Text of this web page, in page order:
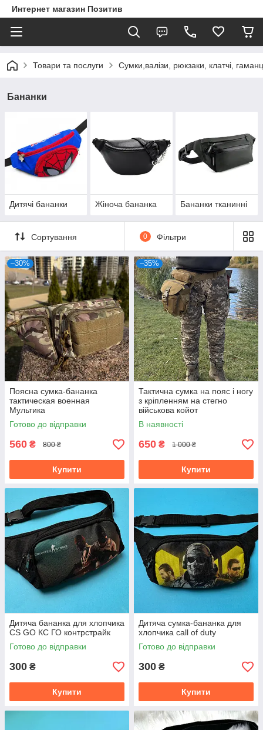
Интернет магазин Позитив
Товари та послуги Сумки,валізи, рюкзаки, клатчі,
Бананки
Дитячі бананки Жіноча бананка Бананки тканинні
Сортування 0 Фільтри
–30%
Поясна сумка-бананка
тактическая военная
Мультика
Готово до відправки
560 ₴ 800 ₴
Купити
–35%
Тактична сумка на пояс і ногу
з кріпленням на стегно
військова койот
В наявності
650 ₴ 1 000 ₴
Купити
Дитяча бананка для хлопчика
CS GO КС ГО контрстрайк
Готово до відправки
300 ₴
Купити
Дитяча сумка-бананка для
хлопчика call of duty
Готово до відправки
300 ₴
Купити